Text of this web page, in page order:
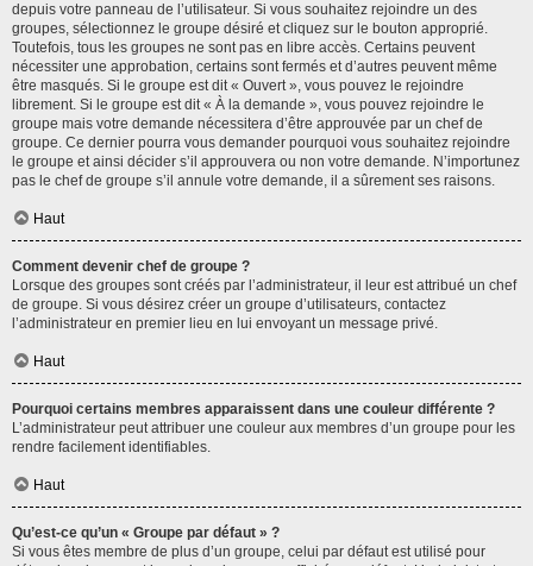
depuis votre panneau de l’utilisateur. Si vous souhaitez rejoindre un des
groupes, sélectionnez le groupe désiré et cliquez sur le bouton approprié.
Toutefois, tous les groupes ne sont pas en libre accès. Certains peuvent
nécessiter une approbation, certains sont fermés et d’autres peuvent même
être masqués. Si le groupe est dit « Ouvert », vous pouvez le rejoindre
librement. Si le groupe est dit « À la demande », vous pouvez rejoindre le
groupe mais votre demande nécessitera d’être approuvée par un chef de
groupe. Ce dernier pourra vous demander pourquoi vous souhaitez rejoindre
le groupe et ainsi décider s’il approuvera ou non votre demande. N’importunez
pas le chef de groupe s’il annule votre demande, il a sûrement ses raisons.
Haut
Comment devenir chef de groupe ?
Lorsque des groupes sont créés par l’administrateur, il leur est attribué un chef
de groupe. Si vous désirez créer un groupe d’utilisateurs, contactez
l’administrateur en premier lieu en lui envoyant un message privé.
Haut
Pourquoi certains membres apparaissent dans une couleur différente ?
L’administrateur peut attribuer une couleur aux membres d’un groupe pour les
rendre facilement identifiables.
Haut
Qu’est-ce qu’un « Groupe par défaut » ?
Si vous êtes membre de plus d’un groupe, celui par défaut est utilisé pour